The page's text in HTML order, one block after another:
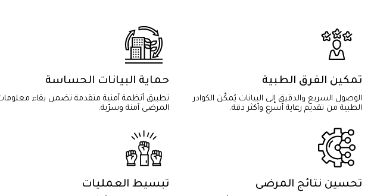
تمكين الفرق الطبية
الوصول السريع والدقيق إلى البيانات يُمكّن الكوادر
الطبية من تقديم رعاية أسرع وأكثر دقة.
تحسين نتائج المرضى
حماية البيانات الحساسة
تطبيق أنظمة أمنية متقدمة تضمن بقاء
المرضى آمنة وسرّية.
تبسيط العمليات